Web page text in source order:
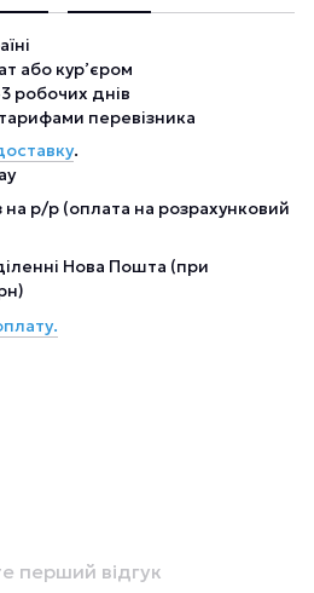
або кур’єром
робочих днів
перевізника
.
на р/р (оплата на розрахунковий
Нова Пошта (при
перший відгук